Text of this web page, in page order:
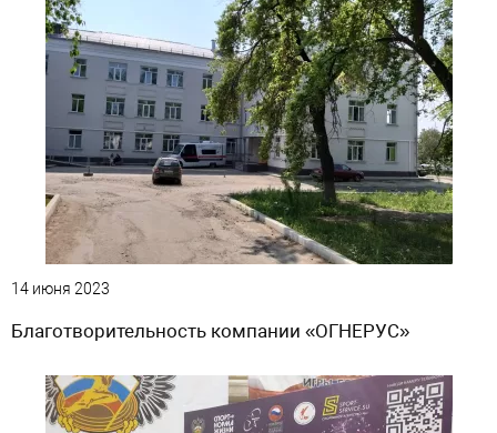
14 июня 2023
Благотворительность компании «ОГНЕРУС»